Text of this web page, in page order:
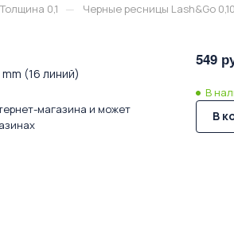
Толщина 0,1 — Черные ресницы Lash&Go
(16 линий)
магазина и может
549
В
В